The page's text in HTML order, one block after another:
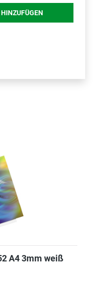
A4 3mm weiß